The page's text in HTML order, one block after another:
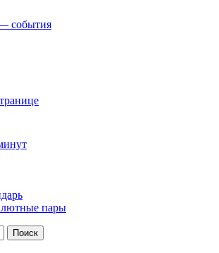
события
пары